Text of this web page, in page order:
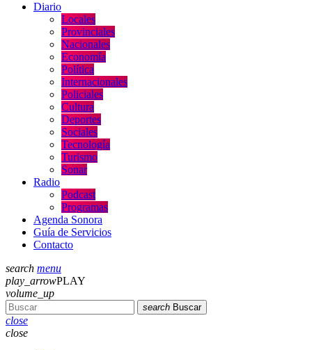
Diario
Locales
Provinciales
Nacionales
Economía
Política
Internacionales
Policiales
Cultura
Deportes
Sociales
Tecnología
Turismo
Sonar
Radio
Podcast
Programas
Agenda Sonora
Guía de Servicios
Contacto
search menu
play_arrowPLAY
volume_up
search Buscar
close
close